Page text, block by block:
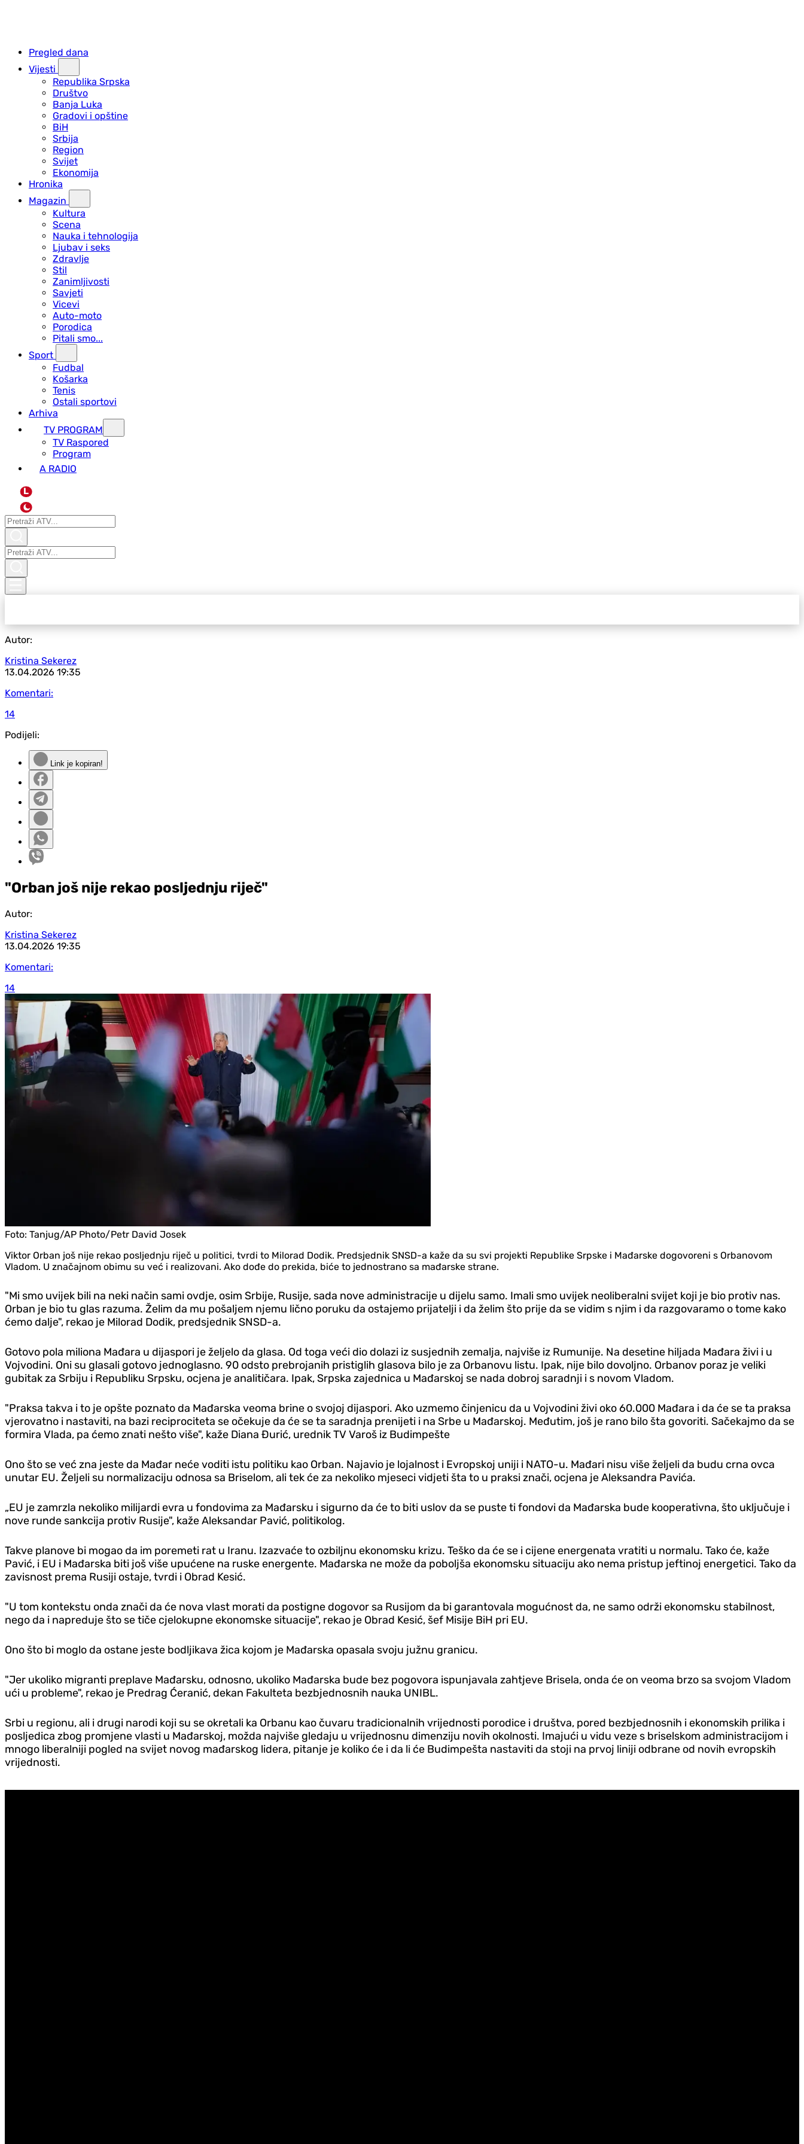
Pregled dana
Vijesti
Republika Srpska
Društvo
Banja Luka
Gradovi i opštine
BiH
Srbija
Region
Svijet
Ekonomija
Hronika
Magazin
Kultura
Scena
Nauka i tehnologija
Ljubav i seks
Zdravlje
Stil
Zanimljivosti
Savjeti
Vicevi
Auto-moto
Porodica
Pitali smo...
Sport
Fudbal
Košarka
Tenis
Ostali sportovi
Arhiva
TV PROGRAM
ТV Raspored
Program
A RADIO
L
Autor:
Kristina Sekerez
13.04.2026 19:35
Komentari:
14
Podijeli:
Link je kopiran!
"Orban još nije rekao posljednju riječ"
Autor:
Kristina Sekerez
13.04.2026 19:35
Komentari:
14
Foto: Tanjug/AP Photo/Petr David Josek
Viktor Orban još nije rekao posljednju riječ u politici, tvrdi to Milorad Dodik. Predsjednik SNSD-a kaže da su svi projekti Republike Srpske i Mađarske dogovoreni s Orbanovom
Vladom. U značajnom obimu su već i realizovani. Ako dođe do prekida, biće to jednostrano sa mađarske strane.
"Mi smo uvijek bili na neki način sami ovdje, osim Srbije, Rusije, sada nove administracije u dijelu samo. Imali smo uvijek neoliberalni svijet koji je bio protiv nas.
Orban je bio tu glas razuma. Želim da mu pošaljem njemu lično poruku da ostajemo prijatelji i da želim što prije da se vidim s njim i da razgovaramo o tome kako
ćemo dalje", rekao je Milorad Dodik, predsjednik SNSD-a.
Gotovo pola miliona Mađara u dijaspori je željelo da glasa. Od toga veći dio dolazi iz susjednih zemalja, najviše iz Rumunije. Na desetine hiljada Mađara živi i u
Vojvodini. Oni su glasali gotovo jednoglasno. 90 odsto prebrojanih pristiglih glasova bilo je za Orbanovu listu. Ipak, nije bilo dovoljno. Orbanov poraz je veliki
gubitak za Srbiju i Republiku Srpsku, ocjena je analitičara. Ipak, Srpska zajednica u Mađarskoj se nada dobroj saradnji i s novom Vladom.
"Praksa takva i to je opšte poznato da Mađarska veoma brine o svojoj dijaspori. Ako uzmemo činjenicu da u Vojvodini živi oko 60.000 Mađara i da će se ta praksa
vjerovatno i nastaviti, na bazi reciprociteta se očekuje da će se ta saradnja prenijeti i na Srbe u Mađarskoj. Međutim, još je rano bilo šta govoriti. Sačekajmo da se
formira Vlada, pa ćemo znati nešto više", kaže Diana Đurić, urednik TV Varoš iz Budimpešte
Ono što se već zna jeste da Mađar neće voditi istu politiku kao Orban. Najavio je lojalnost i Evropskoj uniji i NATO-u. Mađari nisu više željeli da budu crna ovca
unutar EU. Željeli su normalizaciju odnosa sa Briselom, ali tek će za nekoliko mjeseci vidjeti šta to u praksi znači, ocjena je Aleksandra Pavića.
„EU je zamrzla nekoliko milijardi evra u fondovima za Mađarsku i sigurno da će to biti uslov da se puste ti fondovi da Mađarska bude kooperativna, što uključuje i
nove runde sankcija protiv Rusije", kaže Aleksandar Pavić, politikolog.
Takve planove bi mogao da im poremeti rat u Iranu. Izazvaće to ozbiljnu ekonomsku krizu. Teško da će se i cijene energenata vratiti u normalu. Tako će, kaže
Pavić, i EU i Mađarska biti još više upućene na ruske energente. Mađarska ne može da poboljša ekonomsku situaciju ako nema pristup jeftinoj energetici. Tako da
zavisnost prema Rusiji ostaje, tvrdi i Obrad Kesić.
"U tom kontekstu onda znači da će nova vlast morati da postigne dogovor sa Rusijom da bi garantovala mogućnost da, ne samo održi ekonomsku stabilnost,
nego da i napreduje što se tiče cjelokupne ekonomske situacije", rekao je Obrad Kesić, šef Misije BiH pri EU.
Ono što bi moglo da ostane jeste bodljikava žica kojom je Mađarska opasala svoju južnu granicu.
"Jer ukoliko migranti preplave Mađarsku, odnosno, ukoliko Mađarska bude bez pogovora ispunjavala zahtjeve Brisela, onda će on veoma brzo sa svojom Vladom
ući u probleme", rekao je Predrag Ćeranić, dekan Fakulteta bezbjednosnih nauka UNIBL.
Srbi u regionu, ali i drugi narodi koji su se okretali ka Orbanu kao čuvaru tradicionalnih vrijednosti porodice i društva, pored bezbjednosnih i ekonomskih prilika i
posljedica zbog promjene vlasti u Mađarskoj, možda najviše gledaju u vrijednosnu dimenziju novih okolnosti. Imajući u vidu veze s briselskom administracijom i
mnogo liberalniji pogled na svijet novog mađarskog lidera, pitanje je koliko će i da li će Budimpešta nastaviti da stoji na prvoj liniji odbrane od novih evropskih
vrijednosti.